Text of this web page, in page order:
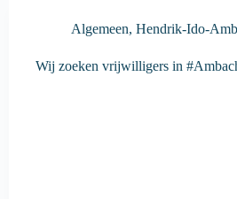
Algemeen, Hendrik-Ido-
Wij zoeken vrijwilligers in